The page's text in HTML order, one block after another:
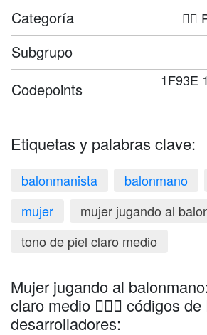
Categoría 🤦‍♀️
Subgrupo
Codepoints
1F93E
Etiquetas y palabras clave:
balonmanista balonmano
mujer
mujer jugando al
tono de piel claro medio
Mujer jugando al
claro medio 🤾🏼‍♀️ códigos
desarrolladores: